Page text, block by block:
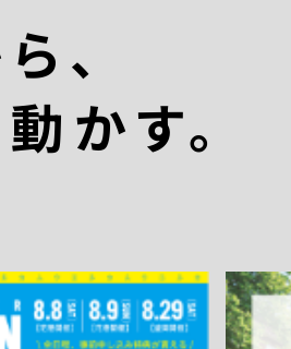
、
かす。